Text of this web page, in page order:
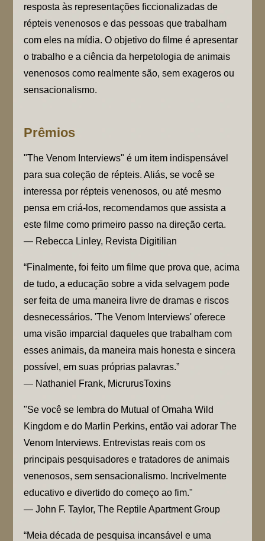
resposta às representações ficcionalizadas de
répteis venenosos e das pessoas que trabalham
com eles na mídia. O objetivo do filme é apresentar
o trabalho e a ciência da herpetologia de animais
venenosos como realmente são, sem exageros ou
sensacionalismo.
Prêmios
"The Venom Interviews" é um item indispensável
para sua coleção de répteis. Aliás, se você se
interessa por répteis venenosos, ou até mesmo
pensa em criá-los, recomendamos que assista a
este filme como primeiro passo na direção certa.
— Rebecca Linley, Revista Digitilian
“Finalmente, foi feito um filme que prova que, acima
de tudo, a educação sobre a vida selvagem pode
ser feita de uma maneira livre de dramas e riscos
desnecessários. 'The Venom Interviews' oferece
uma visão imparcial daqueles que trabalham com
esses animais, da maneira mais honesta e sincera
possível, em suas próprias palavras.”
— Nathaniel Frank, MicrurusToxins
"Se você se lembra do Mutual of Omaha Wild
Kingdom e do Marlin Perkins, então vai adorar The
Venom Interviews. Entrevistas reais com os
principais pesquisadores e tratadores de animais
venenosos, sem sensacionalismo. Incrivelmente
educativo e divertido do começo ao fim."
— John F. Taylor, The Reptile Apartment Group
“Meia década de pesquisa incansável e uma